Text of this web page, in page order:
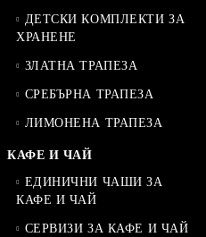
ДЕТСКИ КОМПЛЕКТИ ЗА
ХРАНЕНЕ
ЗЛАТНА ТРАПЕЗА
СРЕБЪРНА ТРАПЕЗА
ЛИМОНЕНА ТРАПЕЗА
КАФЕ И ЧАЙ
ЕДИНИЧНИ ЧАШИ ЗА
КАФЕ И ЧАЙ
СЕРВИЗИ ЗА КАФЕ И ЧАЙ